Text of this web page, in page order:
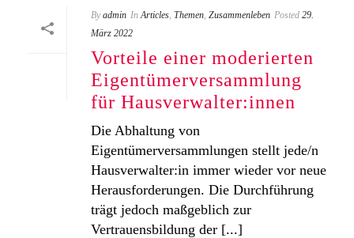
By admin In Articles, Themen, Zusammenleben Posted 29.
März 2022
Vorteile einer moderierten
Eigentümerversammlung
für Hausverwalter:innen
Die Abhaltung von
Eigentümerversammlungen stellt jede/n
Hausverwalter:in immer wieder vor neue
Herausforderungen. Die Durchführung
trägt jedoch maßgeblich zur
Vertrauensbildung der [...]